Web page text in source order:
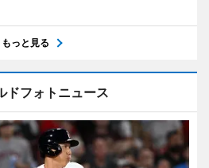
もっと見る
ドフォトニュース